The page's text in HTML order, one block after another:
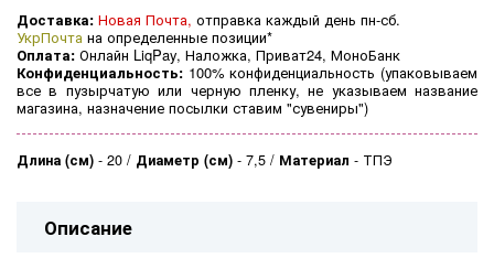
Доставка: Новая Почта, отправка каждый день пн-сб.
УкрПочта на определенные позиции*
Оплата: Онлайн LiqPay, Наложка, Приват24, МоноБанк
Конфиденциальность: 100% конфиденциальность (упаковываем
все в пузырчатую или черную пленку, не указываем название
магазина, назначение посылки ставим "сувениры")
Длина (см) - 20 Диаметр (см) - 7,5 Материал - ТПЭ
Описание